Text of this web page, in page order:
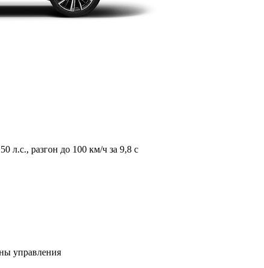
л.с., разгон до 100 км/ч за 9,8 с
управления